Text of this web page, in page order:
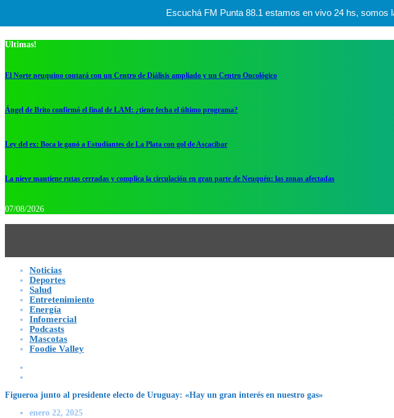
Escuchá FM Punta 88.1 estamos en vivo 24 hs, somos
Ultimas!
El Norte neuquino contará con un Centro de Diálisis ampliado y un Centro Oncológico
Ángel de Brito confirmó el final de LAM: ¿tiene fecha el último programa?
Ley del ex: Boca le ganó a Estudiantes de La Plata con gol de Ascacibar
La nieve mantiene rutas cerradas y complica la circulación en gran parte de Neuquén: las zonas afectadas
07/08/2026
Noticias
Deportes
Salud
Entretenimiento
Energía
Infomercial
Podcasts
Mascotas
Foodie Valley
Figueroa junto al presidente electo de Uruguay: «Hay un gran interés en nuestro gas»
enero 22, 2025